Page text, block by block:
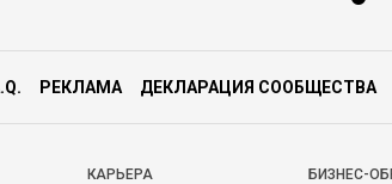
РЕКЛАМА ДЕКЛАРАЦИЯ СООБЩЕСТВА
КАРЬЕРА БИЗНЕС-